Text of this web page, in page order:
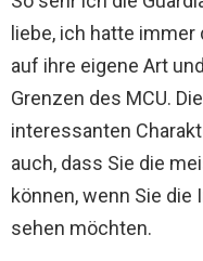
liebe, ich hatte
auf ihre eigene Art
Grenzen des MCU.
interessanten
auch, dass Sie die
können, wenn Sie die
sehen möchten.